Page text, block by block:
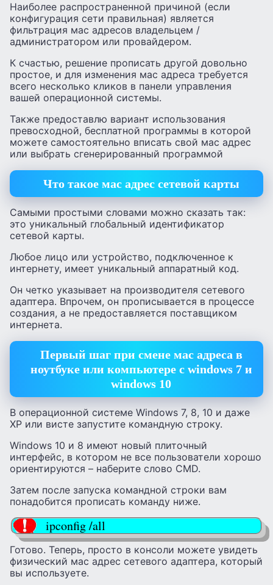
Наиболее распространенной причиной (если
конфигурация сети правильная) является
фильтрация мас адресов владельцем /
администратором или провайдером.
К счастью, решение прописать другой довольно
простое, и для изменения мас адреса требуется
всего несколько кликов в панели управления
вашей операционной системы.
Также предоставлю вариант использования
превосходной, бесплатной программы в которой
можете самостоятельно вписать свой мас адрес
или выбрать сгенерированный программой
Что такое мас адрес сетевой карты
Самыми простыми словами можно сказать так:
это уникальный глобальный идентификатор
сетевой карты.
Любое лицо или устройство, подключенное к
интернету, имеет уникальный аппаратный код.
Он четко указывает на производителя сетевого
адаптера. Впрочем, он прописывается в процессе
создания, а не предоставляется поставщиком
интернета.
Первый шаг при смене мас адреса в
ноутбуке или компьютере с windows 7 и
windows 10
В операционной системе Windows 7, 8, 10 и даже
XP или висте запустите командную строку.
Windows 10 и 8 имеют новый плиточный
интерфейс, в котором не все пользователи хорошо
ориентируются – наберите слово CMD.
Затем после запуска командной строки вам
понадобится прописать команду ниже.
ipconfig /all
Готово. Теперь, просто в консоли можете увидеть
физический мас адрес сетевого адаптера, который
вы используете.